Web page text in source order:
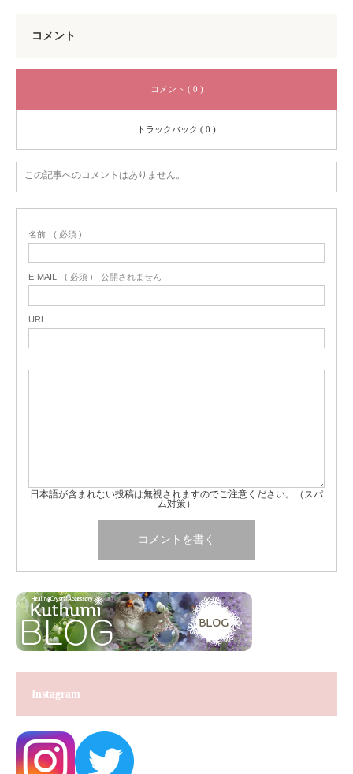
コメント
コメント ( 0 )
トラックバック ( 0 )
この記事へのコメントはありません。
名前 ( 必須 )
E-MAIL ( 必須 ) - 公開されません -
URL
日本語が含まれない投稿は無視されますのでご注意ください。（スパ
ム対策）
Instagram